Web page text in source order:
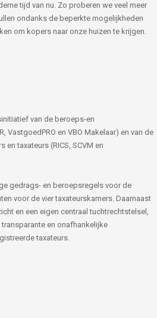
tijd van nu. Zo proberen we veel meer
ondanks de beperkte mogelijkheden
om kopers naar onze huizen te krijgen.
van de beroeps-en
VastgoedPRO en VBO Makelaar) en van de
en taxateurs (RICS, SCVM en
gedrags- en beroepsregels voor de
voor de vier taxateurskamers. Daarnaast
en een eigen centraal tuchtrechtstelsel,
en onafhankelijke
taxateurs.